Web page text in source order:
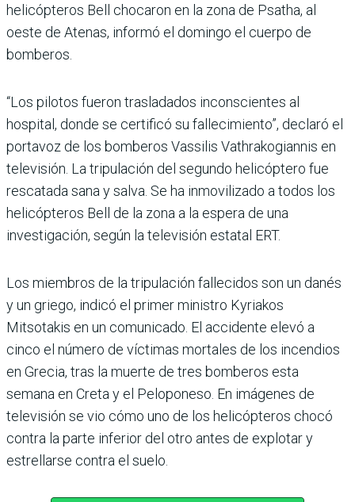
helicópteros Bell chocaron en la zona de Psatha, al
oeste de Atenas, informó el domingo el cuerpo de
bomberos.
“Los pilotos fueron trasladados inconscientes al
hospital, donde se certificó su fallecimiento”, declaró el
portavoz de los bomberos Vassilis Vathrakogiannis en
televisión. La tripulación del segundo helicóptero fue
rescatada sana y salva. Se ha inmovilizado a todos los
helicópteros Bell de la zona a la espera de una
investigación, según la televisión estatal ERT.
Los miembros de la tripulación fallecidos son un danés
y un griego, indicó el primer ministro Kyriakos
Mitsotakis en un comunicado. El accidente elevó a
cinco el número de víctimas mortales de los incendios
en Grecia, tras la muerte de tres bomberos esta
semana en Creta y el Peloponeso. En imágenes de
televisión se vio cómo uno de los helicópteros chocó
contra la parte inferior del otro antes de explotar y
estrellarse contra el suelo.